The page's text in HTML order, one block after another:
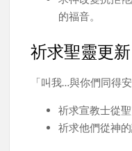
的福音。
祈求聖靈更新
「叫我…與你們同得
祈求宣教士從
祈求他們從神